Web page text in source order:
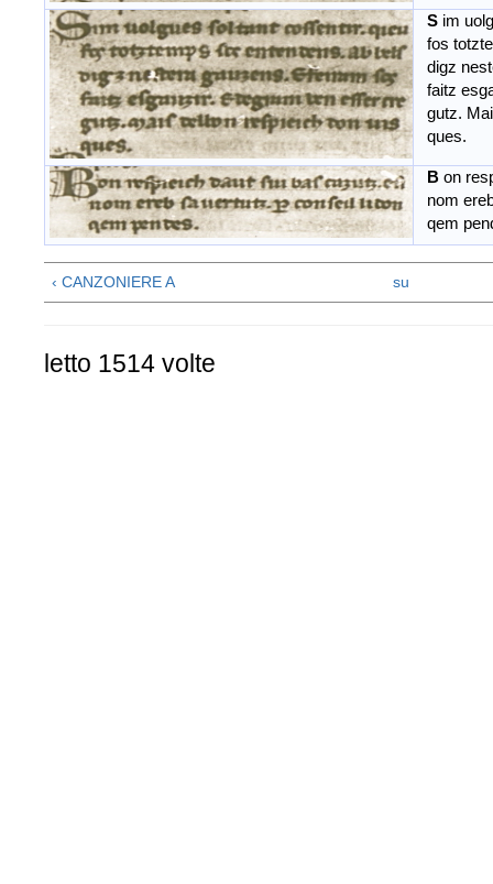
S im
fos
digz
faitz
gutz.
ques.
B on
nom
qem
‹ CANZONIERE A su
letto 1514 volte